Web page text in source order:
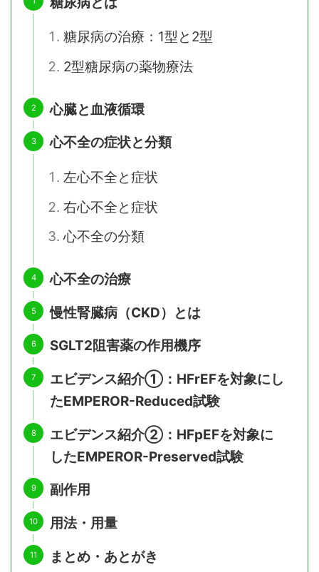
糖尿病の治療：1型と2型
2型糖尿病の薬物療法
心臓と血液循環
心不全の症状と分類
左心不全と症状
右心不全と症状
心不全の分類
心不全の治療
慢性腎臓病（CKD）とは
SGLT2阻害薬の作用機序
エビデンス紹介①：HFrEFを対象にし
たEMPEROR-Reduced試験
エビデンス紹介②：HFpEFを対象に
したEMPEROR-Preserved試験
副作用
用法・用量
まとめ・あとがき